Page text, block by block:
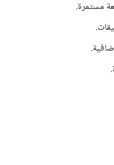
مستمرة.